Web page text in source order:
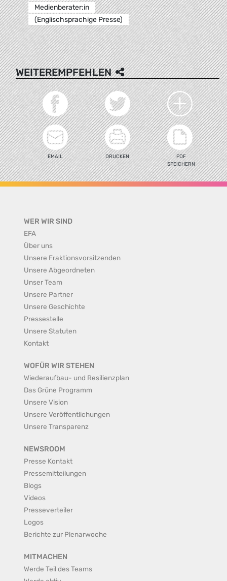
Medienberater:in
(Englischsprachige Presse)
WEITEREMPFEHLEN
EMAIL DRUCKEN
PDF
SPEICHERN
WER WIR SIND
EFA
Über uns
Unsere Fraktionsvorsitzenden
Unsere Abgeordneten
Unser Team
Unsere Partner
Unsere Geschichte
Pressestelle
Unsere Statuten
Kontakt
WOFÜR WIR STEHEN
Wiederaufbau- und Resilienzplan
Das Grüne Programm
Unsere Vision
Unsere Veröffentlichungen
Unsere Transparenz
NEWSROOM
Presse Kontakt
Pressemitteilungen
Blogs
Videos
Presseverteiler
Logos
Berichte zur Plenarwoche
MITMACHEN
Werde Teil des Teams